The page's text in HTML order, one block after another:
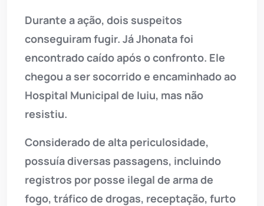
Durante a ação, dois suspeitos
conseguiram fugir. Já Jhonata foi
encontrado caído após o confronto. Ele
chegou a ser socorrido e encaminhado ao
Hospital Municipal de Iuiu, mas não
resistiu.
Considerado de alta periculosidade,
possuía diversas passagens, incluindo
registros por posse ilegal de arma de
fogo, tráfico de drogas, receptação, furto